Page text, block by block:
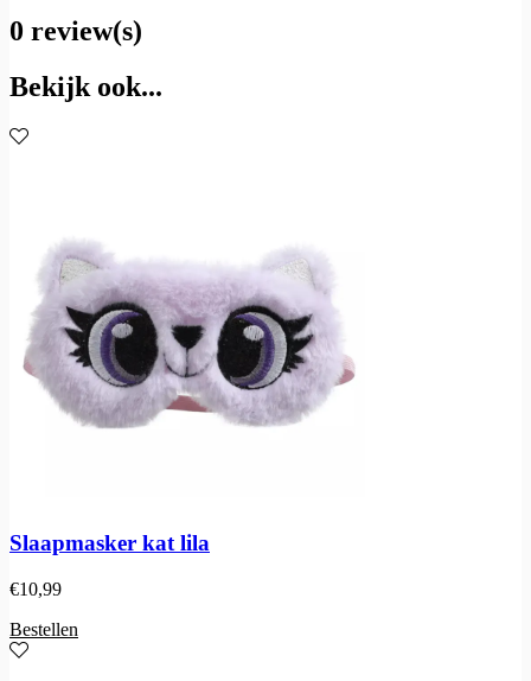
0 review(s)
Bekijk ook...
Slaapmasker kat lila
€10,99
Bestellen